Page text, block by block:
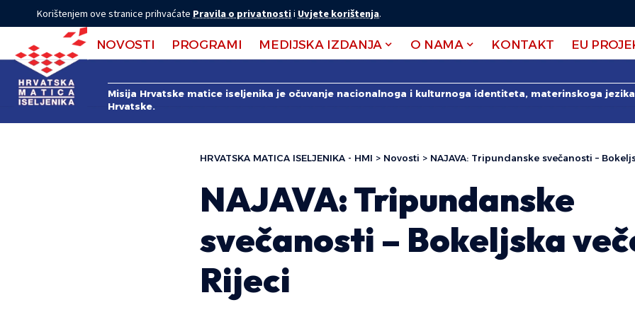
Korištenjem ove stranice prihvaćate Pravila o privatnostii Uvjete korištenja.
NOVOSTI PROGRAMI MEDIJSKA IZDANJA O NAMA KONTAKT EU
Misija Hrvatske matice iseljenika je očuvanje nacionalnoga i kulturnoga identiteta, materinskoga
Hrvatske.
HRVATSKA MATICA ISELJENIKA - HMI > Novosti > NAJAVA: Tripundanske svečanosti –
NAJAVA: Tripundanske
svečanosti – Bokeljska
Rijeci